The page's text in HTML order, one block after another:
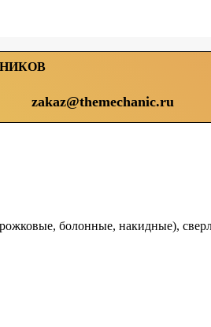
zakaz@themechanic.ru
болонные, накидные),